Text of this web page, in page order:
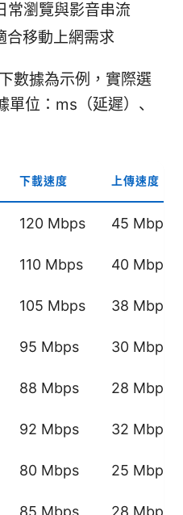
常瀏覽與影音串流
合移動上網需求
數據為示例，實際選
位：ms（延遲）、
下載速度 上傳速度
120 Mbps 45 Mbps
110 Mbps 40 Mbps
105 Mbps 38 Mbps
95 Mbps 30 Mbps
88 Mbps 28 Mbps
92 Mbps 32 Mbps
80 Mbps 25 Mbps
85 Mbps 28 Mbps